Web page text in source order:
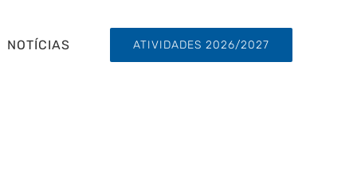
NOTÍCIAS ATIVIDADES 2026/2027